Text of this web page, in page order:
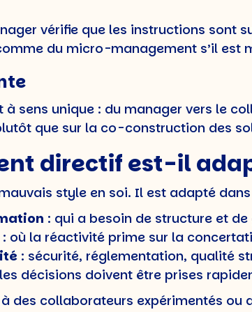
vérifie que les instructions sont
du micro-management s’il est
sens unique : du manager vers le
que sur la co-construction des
directif est-il
style en soi. Il est adapté
: qui a besoin de structure et
: où la réactivité prime sur la
: sécurité, réglementation, qualité
décisions doivent être prises
des collaborateurs expérimentés ou